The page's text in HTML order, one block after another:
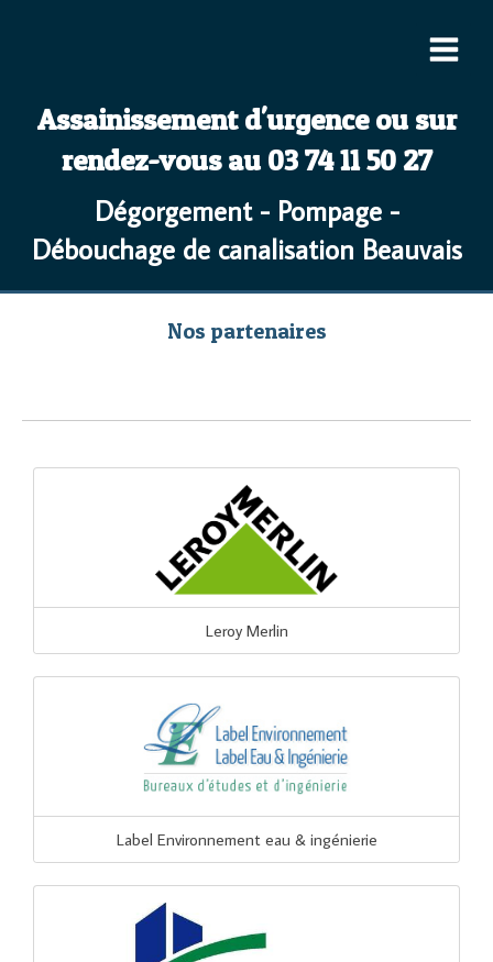
Assainissement d'urgence ou sur
rendez-vous au 03 74 11 50 27
Dégorgement - Pompage -
Débouchage de canalisation Beauvais
Nos partenaires
Leroy Merlin
Label Environnement eau & ingénierie